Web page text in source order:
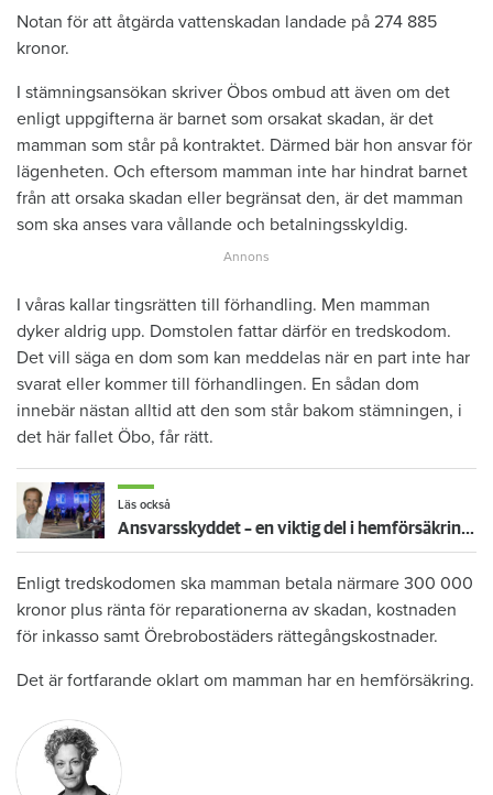
Notan för att åtgärda vattenskadan landade på 274 885
kronor.
I stämningsansökan skriver Öbos ombud att även om det
enligt uppgifterna är barnet som orsakat skadan, är det
mamman som står på kontraktet. Därmed bär hon ansvar för
lägenheten. Och eftersom mamman inte har hindrat barnet
från att orsaka skadan eller begränsat den, är det mamman
som ska anses vara vållande och betalningsskyldig.
I våras kallar tingsrätten till förhandling. Men mamman
dyker aldrig upp. Domstolen fattar därför en tredskodom.
Det vill säga en dom som kan meddelas när en part inte har
svarat eller kommer till förhandlingen. En sådan dom
innebär nästan alltid att den som står bakom stämningen, i
det här fallet Öbo, får rätt.
Läs också
Ansvarsskyddet – en viktig del i hemförsäkringen
Enligt tredskodomen ska mamman betala närmare 300 000
kronor plus ränta för reparationerna av skadan, kostnaden
för inkasso samt Örebrobostäders rättegångskostnader.
Det är fortfarande oklart om mamman har en hemförsäkring.